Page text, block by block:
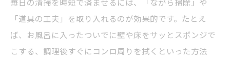
「道具の工夫」を取り入れるのが効果的です。たとえ
ば、お風呂に入ったついでに壁や床をサッとスポンジで
こする、調理後すぐにコンロ周りを拭くといった方法